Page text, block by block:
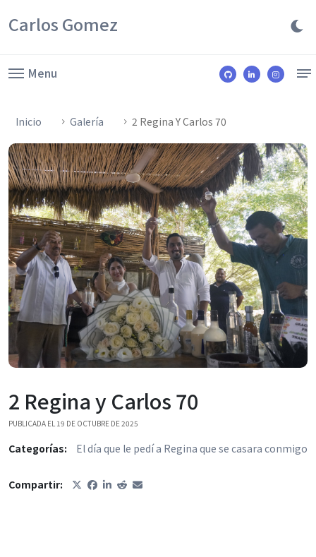
Carlos Gomez
Menu
Inicio Galería 2 Regina Y Carlos 70
2 Regina y Carlos 70
PUBLICADA EL 19 DE OCTUBRE DE 2025
Categorías: El día que le pedí a Regina que se casara conmigo
Compartir: